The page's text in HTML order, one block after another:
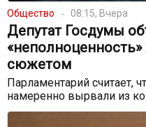
Общество 08:15, Вчера
Депутат Госдумы
сюжетом
Парламентарий считает,
намеренно вырвали из